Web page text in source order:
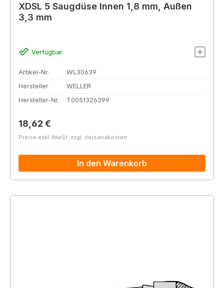
XDSL 5 Saugdüse Innen 1,8 mm, Außen
3,3 mm
Verfügbar
Artikel-Nr.
WL30639
Hersteller
WELLER
Hersteller-Nr.
T0051326399
Regulärer Preis:
18,62 €
Preise exkl. MwSt. zzgl. Versandkosten
In den Warenkorb